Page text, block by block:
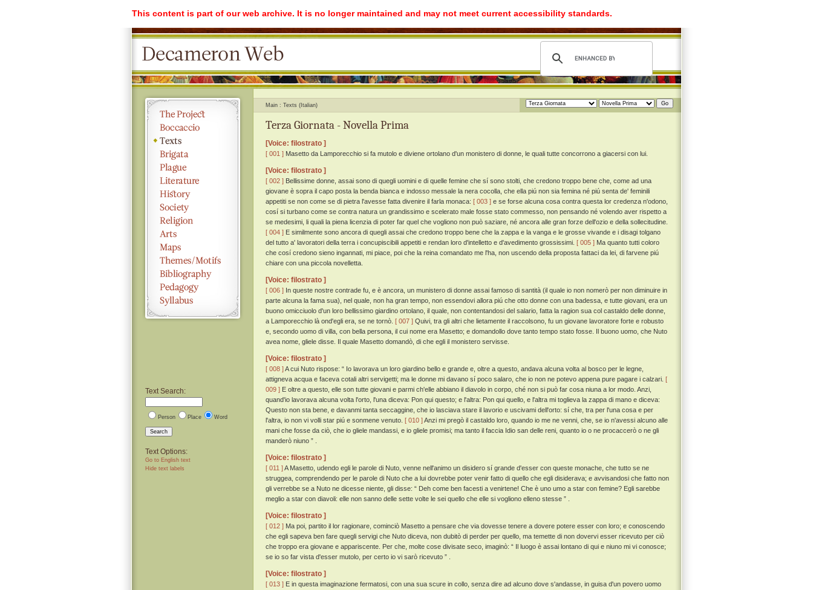
This content is part of our web archive. It is no longer maintained and may not meet current accessibility standards.
Text Search:
Person Place Word
Search
Text Options:
Go to English text
Hide text labels
Main Texts (Italian)
Terza Giornata - Novella Prima
[Voice: filostrato ]
[ 001 ] Masetto da Lamporecchio si fa mutolo e diviene ortolano d'un monistero di donne, le quali tutte concorrono a giacersi con lui.
[Voice: filostrato ]
[ 002 ] Bellissime donne, assai sono di quegli uomini e di quelle femine che sí sono stolti, che credono troppo bene che, come ad una
giovane è sopra il capo posta la benda bianca e indosso messale la nera cocolla, che ella piú non sia femina né piú senta de' feminili
appetiti se non come se di pietra l'avesse fatta divenire il farla monaca: [ 003 ] e se forse alcuna cosa contra questa lor credenza n'odono,
cosí si turbano come se contra natura un grandissimo e scelerato male fosse stato commesso, non pensando né volendo aver rispetto a
se medesimi, li quali la piena licenzia di poter far quel che vogliono non può saziare, né ancora alle gran forze dell'ozio e della sollecitudine.
[ 004 ] E similmente sono ancora di quegli assai che credono troppo bene che la zappa e la vanga e le grosse vivande e i disagi tolgano
del tutto a' lavoratori della terra i concupiscibili appetiti e rendan loro d'intelletto e d'avedimento grossissimi. [ 005 ] Ma quanto tutti coloro
che cosí credono sieno ingannati, mi piace, poi che la reina comandato me l'ha, non uscendo della proposta fattaci da lei, di farvene piú
chiare con una piccola novelletta.
[Voice: filostrato ]
[ 006 ] In queste nostre contrade fu, e è ancora, un munistero di donne assai famoso di santità (il quale io non nomerò per non diminuire in
parte alcuna la fama sua), nel quale, non ha gran tempo, non essendovi allora piú che otto donne con una badessa, e tutte giovani, era un
buono omicciuolo d'un loro bellissimo giardino ortolano, il quale, non contentandosi del salario, fatta la ragion sua col castaldo delle donne,
a Lamporecchio là ond'egli era, se ne tornò. [ 007 ] Quivi, tra gli altri che lietamente il raccolsono, fu un giovane lavoratore forte e robusto
e, secondo uomo di villa, con bella persona, il cui nome era Masetto; e domandollo dove tanto tempo stato fosse. Il buono uomo, che Nuto
avea nome, gliele disse. Il quale Masetto domandò, di che egli il monistero servisse.
[Voice: filostrato ]
[ 008 ]A cui Nuto rispose: “ Io lavorava un loro giardino bello e grande e, oltre a questo, andava alcuna volta al bosco per le legne,
attigneva acqua e faceva cotali altri servigetti; ma le donne mi davano sí poco salaro, che io non ne potevo appena pure pagare i calzari. [
009 ] E oltre a questo, elle son tutte giovani e parmi ch'elle abbiano il diavolo in corpo, ché non si può far cosa niuna a lor modo. Anzi,
quand'io lavorava alcuna volta l'orto, l'una diceva: Pon qui questo; e l'altra: Pon qui quello, e l'altra mi toglieva la zappa di mano e diceva:
Questo non sta bene, e davanmi tanta seccaggine, che io lasciava stare il lavorio e uscivami dell'orto: sí che, tra per l'una cosa e per
l'altra, io non vi volli star piú e sonmene venuto. [ 010 ]Anzi mi pregò il castaldo loro, quando io me ne venni, che, se io n'avessi alcuno alle
mani che fosse da ciò, che io gliele mandassi, e io gliele promisi; ma tanto il faccia Idio san delle reni, quanto io o ne procaccerò o ne gli
manderò niuno ” .
[Voice: filostrato ]
[ 011 ]A Masetto, udendo egli le parole di Nuto, venne nell'animo un disidero sí grande d'esser con queste monache, che tutto se ne
struggea, comprendendo per le parole di Nuto che a lui dovrebbe poter venir fatto di quello che egli disiderava; e avvisandosi che fatto non
gli verrebbe se a Nuto ne dicesse niente, gli disse: “ Deh come ben facesti a venirtene! Che è uno umo a star con femine? Egli sarebbe
meglio a star con diavoli: elle non sanno delle sette volte le sei quello che elle si vogliono elleno stesse ” .
[Voice: filostrato ]
[ 012 ] Ma poi, partito il lor ragionare, cominciò Masetto a pensare che via dovesse tenere a dovere potere esser con loro; e conoscendo
che egli sapeva ben fare quegli servigi che Nuto diceva, non dubitò di perder per quello, ma temette di non dovervi esser ricevuto per ciò
che troppo era giovane e appariscente. Per che, molte cose divisate seco, imaginò: “ Il luogo è assai lontano di qui e niuno mi vi conosce;
se io so far vista d'esser mutolo, per certo io vi sarò ricevuto ” .
[Voice: filostrato ]
[ 013 ] E in questa imaginazione fermatosi, con una sua scure in collo, senza dire ad alcuno dove s'andasse, in guisa d'un povero uomo